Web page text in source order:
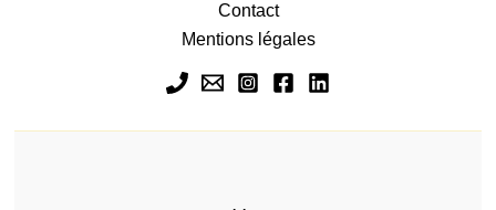
Contact
Mentions légales